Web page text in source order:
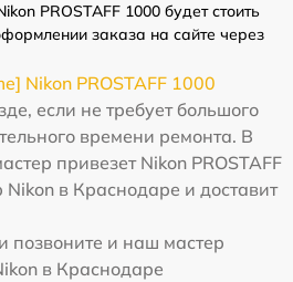
PROSTAFF 1000 будет стоить
заказа на сайте через
Nikon PROSTAFF 1000
если не требует большого
времени ремонта. В
привезет Nikon PROSTAFF
в Краснодаре и доставит
позвоните и наш мастер
в Краснодаре